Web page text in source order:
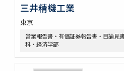
三井精機工業
東京
営業報告書・有価証券報告書・目論見
科・経済学部